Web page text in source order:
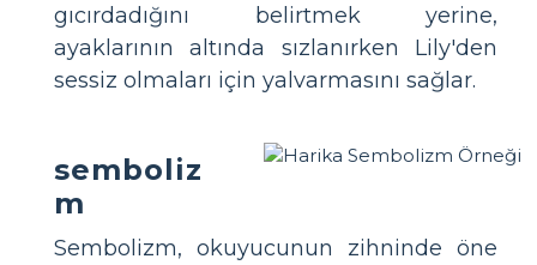
gıcırdadığını belirtmek yerine,
ayaklarının altında sızlanırken Lily'den
sessiz olmaları için yalvarmasını sağlar.
semboliz
m
Sembolizm, okuyucunun zihninde öne